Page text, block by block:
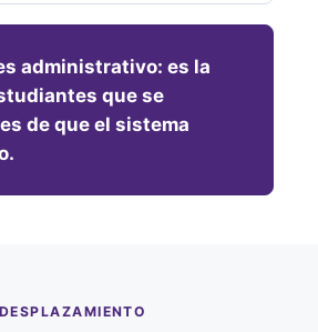
administrativo: es la
que se
de que el sistema